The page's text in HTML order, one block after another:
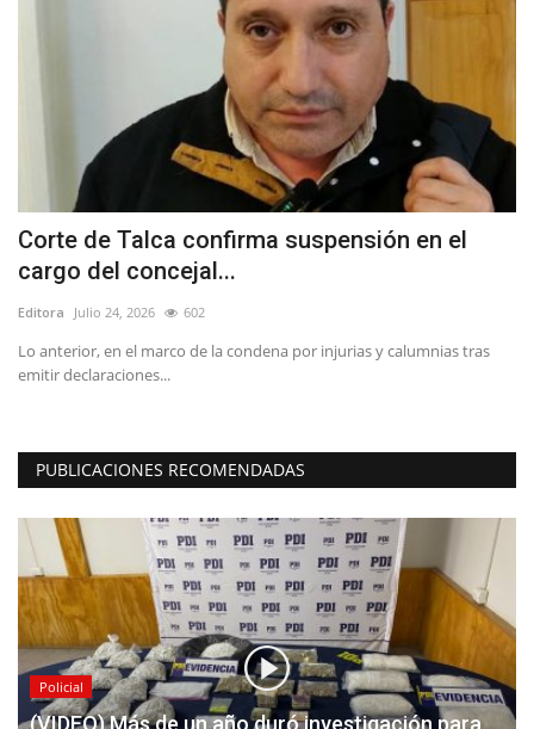
Corte de Talca confirma suspensión en el
cargo del concejal...
Editora Julio 24, 2026 602
Lo anterior, en el marco de la condena por injurias y calumnias tras
emitir declaraciones...
PUBLICACIONES RECOMENDADAS
Policial